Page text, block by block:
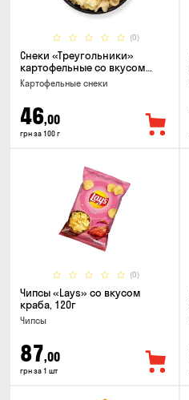
(0)
Снеки «Треугольники»
картофельные со вкусом
сметаны с луком
Картофельные снеки
46,00
грн за 100 г
(0)
Чипсы «Lays» со вкусом
краба, 120г
Чипсы
87,00
грн за 1 шт